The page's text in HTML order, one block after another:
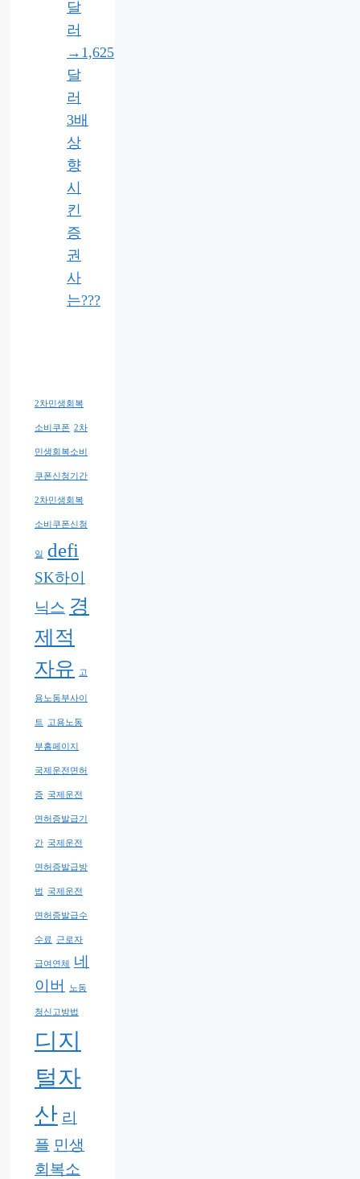
달
러
→1,625
달
러
3배
상
향
시
킨
증
권
사
는???
2차민생회복
소비쿠폰 2차
민생회복소비
쿠폰신청기간
2차민생회복
소비쿠폰신청
일 defi
SK하이
닉스 경
제적
자유
고
용노동부사이
트 고용노동
부홈페이지
국제운전면허
증 국제운전
면허증발급기
간 국제운전
면허증발급방
법 국제운전
면허증발급수
수료 근로자
급여연체
네
이버
노동
청신고방법
디지
털자
산 리
플 민생
회복소